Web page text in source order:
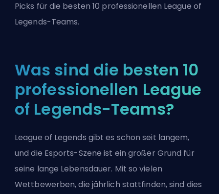
Picks für die besten 10 professionellen League of
Legends-Teams.
Was sind die besten 10
professionellen League
of Legends-Teams?
League of Legends gibt es schon seit langem,
und die Esports-Szene ist ein großer Grund für
seine lange Lebensdauer. Mit so vielen
Wettbewerben, die jährlich stattfinden, sind dies